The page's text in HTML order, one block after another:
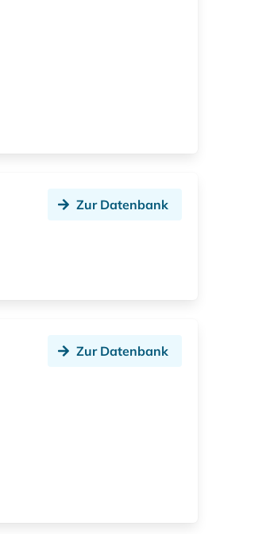
Zur Datenbank
Zur Datenbank